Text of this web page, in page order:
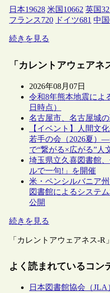
日本19628 米国 10662 英国
フランス720 ドイツ681 中国
続きを見る
「カレントアウェアネ
2026年08月07日
令和8年熊本地震によ
日時点）
名古屋市、名古屋城
【イベント】人間文
若手の会（2026夏）
で“繋がる×広がる”人
埼玉県立久喜図書館
ルで一句!」を開催
米・ペンシルバニア
図書館によるシステ
公開
続きを見る
「カレントアウェアネス-R
よく読まれているコン
日本図書館協会（